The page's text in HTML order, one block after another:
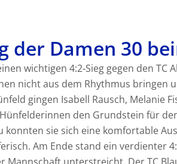
der Damen 30
wichtigen 4:2‑Sieg gegen den
nicht aus dem Rhythmus bringen
gingen Isabell Rausch, Melanie
den Grundstein für
konnten sie sich eine komfortable
Am Ende stand ein verdienter